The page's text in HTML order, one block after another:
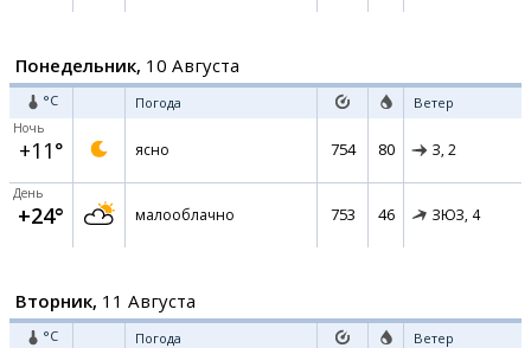
Понедельник, 10 Августа
°C Погода Ветер
Ночь
+11° ясно 754 80 З, 2
День
+24° малооблачно 753 46 ЗЮЗ, 4
Вторник, 11 Августа
°C Погода Ветер